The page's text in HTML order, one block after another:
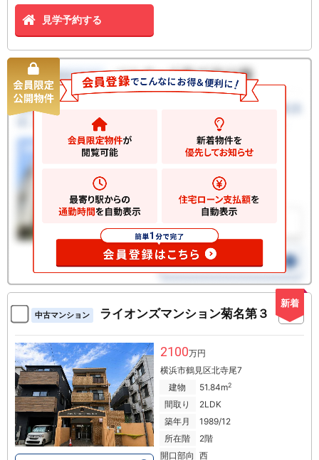
見学予約する
新着
中古マンション ライオンズマンション菊名第３
2100万円
横浜市鶴見区北寺尾7
建物
51.84m2
間取り
2LDK
築年月
1989/12
所在階
2階
開口部向 西